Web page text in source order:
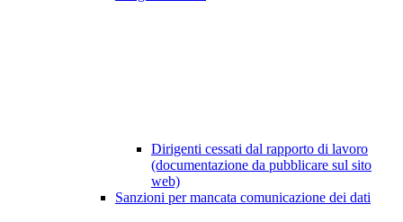
Dirigenti cessati dal rapporto di lavoro
(documentazione da pubblicare sul sito
web)
Sanzioni per mancata comunicazione dei dati